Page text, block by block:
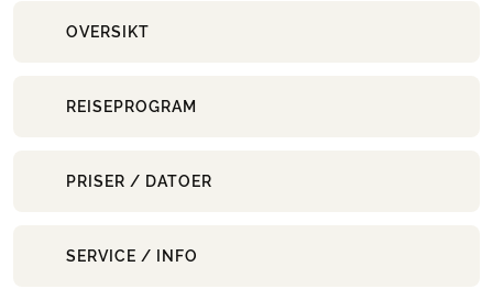
OVERSIKT
REISEPROGRAM
PRISER / DATOER
SERVICE / INFO